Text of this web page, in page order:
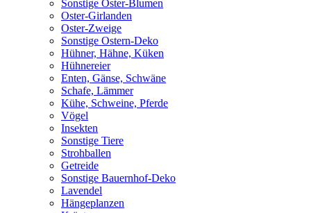
Sonstige Oster-Blumen
Oster-Girlanden
Oster-Zweige
Sonstige Ostern-Deko
Hühner, Hähne, Küken
Hühnereier
Enten, Gänse, Schwäne
Schafe, Lämmer
Kühe, Schweine, Pferde
Vögel
Insekten
Sonstige Tiere
Strohballen
Getreide
Sonstige Bauernhof-Deko
Lavendel
Hängeplanzen